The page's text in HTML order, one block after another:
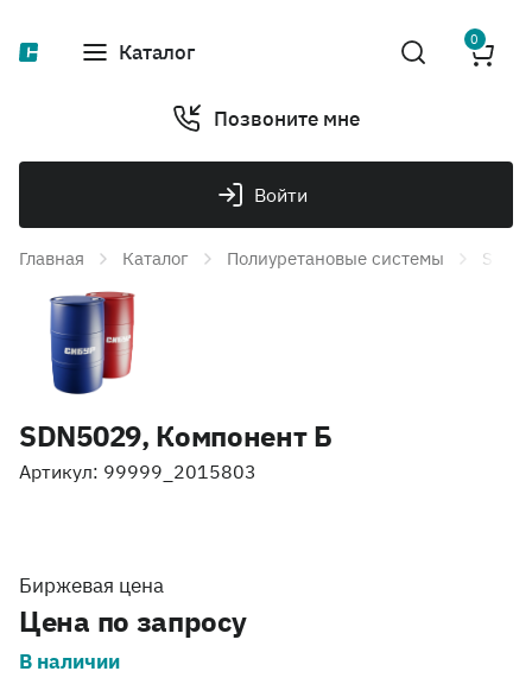
Каталог 0
Позвоните мне
Войти
Главная Каталог Полиуретановые системы
SDN5029, Компонент Б
Артикул: 99999_2015803
Биржевая цена
Цена по запросу
В наличии